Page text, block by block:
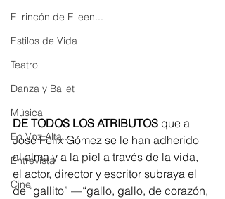
El rincón de Eileen...
Estilos de Vida
Teatro
Danza y Ballet
Música
En Voz Alta...
Entrevista
Cine
DE TODOS LOS ATRIBUTOS que a
José Félix Gómez se le han adherido
al alma y a la piel a través de la vida,
el actor, director y escritor subraya el
de “gallito” —“gallo, gallo, de corazón,